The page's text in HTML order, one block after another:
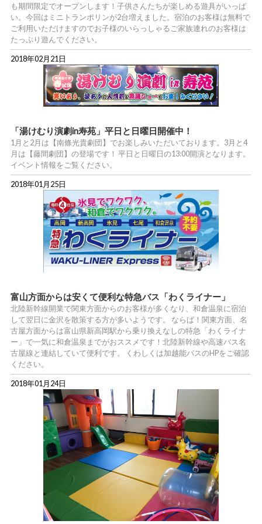
も期間限定でオープンします！子供さんたちが楽しめる遊具がいっぱ
い。今回はミニトランポリンが2台増えました。宿泊のお客様は無料で
ご利用いただけますのでお子様のいらっしゃるご家族連れのお客様は
たっぷり遊んでください。
2018年02月21日
「湯けむり演劇in寿苑」平日と日曜日開催中！
1月と2月は【南條光貴劇団】でお楽しみいただいております。3月と4
月は【藤間劇団】の登場です！ 平日と日曜日の13:00開演となります。
イベント情報をご覧ください。
2018年01月25日
富山方面からは安くて便利な特急バス「わくライナー」
北陸新幹線開業で関東方面からのお客様が多くなり、和倉温泉に宿泊
して翌日に金沢を散策する方が多いようです。 ならば！関東方面、名
古屋方面からは富山県新高岡駅から乗り換えなしの特急「わくライナ
ー」で一気に和倉温泉までがおススメです！北陸新幹線や高速バス名
古屋線と連結していて便利です。 くわしくは加越能バスのHPをご確認
ください。
2018年01月24日